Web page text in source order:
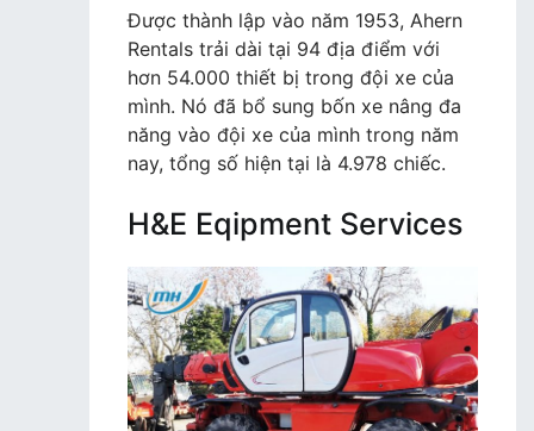
Được thành lập vào năm 1953, Ahern
Rentals trải dài tại 94 địa điểm với
hơn 54.000 thiết bị trong đội xe của
mình. Nó đã bổ sung bốn xe nâng đa
năng vào đội xe của mình trong năm
nay, tổng số hiện tại là 4.978 chiếc.
H&E Eqipment Services